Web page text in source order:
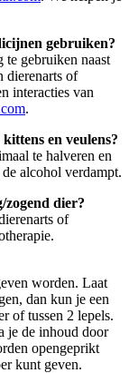
gebruiken?
te gebruiken naast
dierenarts of
interacties van
.
en veulens?
te halveren en
alcohol verdampt.
zogend dier?
of
worden. Laat
dan kun je een
of tussen 2 lepels.
je de inhoud door
opengeprikt
kunt geven.